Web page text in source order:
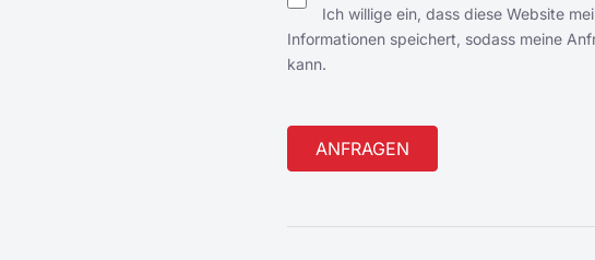
Ich willige ein, dass diese Website
Informationen speichert, sodass meine
kann.